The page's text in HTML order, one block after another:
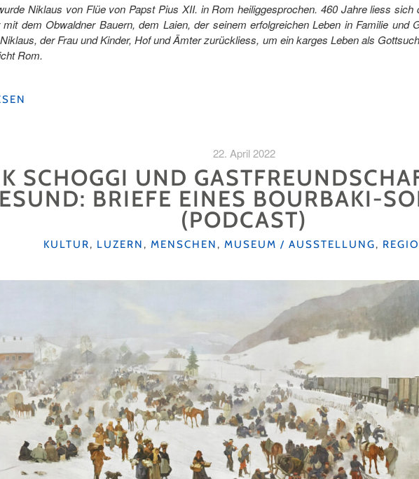
Niklaus von Flüe von Papst Pius XII. in Rom heiliggesprochen. 460 Jahre liess
dem Obwaldner Bauern, dem Laien, der seinem erfolgreichen Leben in Familie und
der Frau und Kinder, Hof und Ämter zurückliess, um ein karges Leben als
Rom.
22. April 2022
SCHOGGI UND
BRIEFE EINES BOURBAKI-
(PODCAST)
KATEGORIEN
KULTUR, LUZERN, MENSCHEN, MUSEUM / AUSSTELLUNG,